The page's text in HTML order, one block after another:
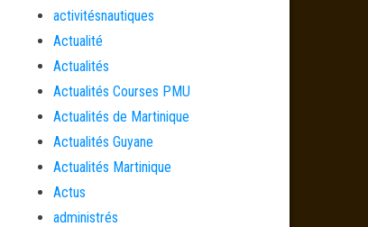
activitésnautiques
Actualité
Actualités
Actualités Courses PMU
Actualités de Martinique
Actualités Guyane
Actualités Martinique
Actus
administrés